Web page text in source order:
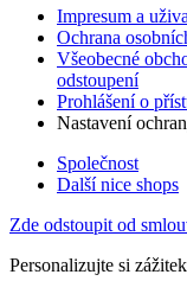
Impresum a
Ochrana
Všeobecné
odstoupení
Prohlášení o
Nastavení
Společnost
Další nice shops
Zde odstoupit od
Personalizujte si